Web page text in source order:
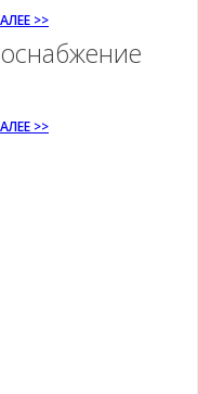
>>
>>